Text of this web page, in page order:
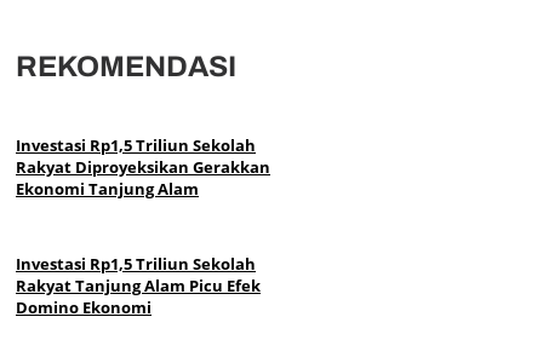
REKOMENDASI
Investasi Rp1,5 Triliun Sekolah
Rakyat Diproyeksikan Gerakkan
Ekonomi Tanjung Alam
Investasi Rp1,5 Triliun Sekolah
Rakyat Tanjung Alam Picu Efek
Domino Ekonomi